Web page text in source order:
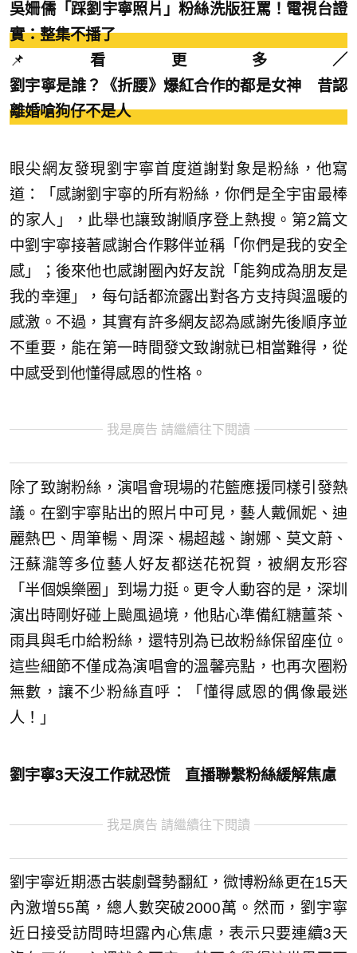
吳姍儒「踩劉宇寧照片」粉絲洗版狂罵！電視台證
實：整集不播了
📌看更多／
劉宇寧是誰？《折腰》爆紅合作的都是女神 昔認
離婚嗆狗仔不是人
眼尖網友發現劉宇寧首度道謝對象是粉絲，他寫
道：「感謝劉宇寧的所有粉絲，你們是全宇宙最棒
的家人」，此舉也讓致謝順序登上熱搜。第2篇文
中劉宇寧接著感謝合作夥伴並稱「你們是我的安全
感」；後來他也感謝圈內好友說「能夠成為朋友是
我的幸運」，每句話都流露出對各方支持與溫暖的
感激。不過，其實有許多網友認為感謝先後順序並
不重要，能在第一時間發文致謝就已相當難得，從
中感受到他懂得感恩的性格。
我是廣告 請繼續往下閱讀
除了致謝粉絲，演唱會現場的花籃應援同樣引發熱
議。在劉宇寧貼出的照片中可見，藝人戴佩妮、迪
麗熱巴、周筆暢、周深、楊超越、謝娜、莫文蔚、
汪蘇瀧等多位藝人好友都送花祝賀，被網友形容
「半個娛樂圈」到場力挺。更令人動容的是，深圳
演出時剛好碰上颱風過境，他貼心準備紅糖薑茶、
雨具與毛巾給粉絲，還特別為已故粉絲保留座位。
這些細節不僅成為演唱會的溫馨亮點，也再次圈粉
無數，讓不少粉絲直呼：「懂得感恩的偶像最迷
人！」
劉宇寧3天沒工作就恐慌 直播聯繫粉絲緩解焦慮
我是廣告 請繼續往下閱讀
劉宇寧近期憑古裝劇聲勢翻紅，微博粉絲更在15天
內激增55萬，總人數突破2000萬。然而，劉宇寧
近日接受訪問時坦露內心焦慮，表示只要連續3天